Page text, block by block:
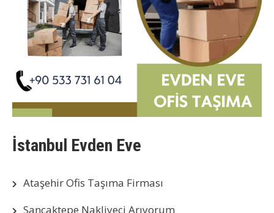
İstanbul Evden Eve
Ataşehir Ofis Taşıma Firması
Sancaktepe Nakliyeci Arıyorum